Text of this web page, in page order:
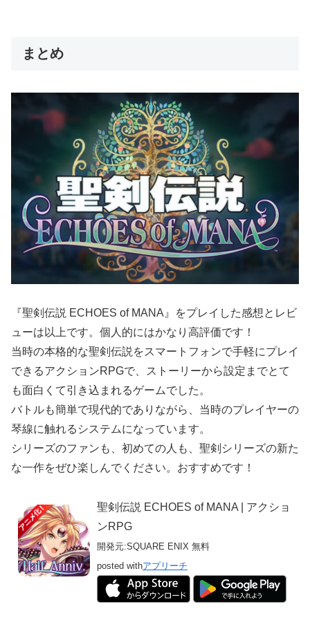
まとめ
『聖剣伝説 ECHOES of MANA』をプレイした感想とレビ
ューは以上です。個人的にはかなり高評価です！
当時の本格的な聖剣伝説をスマートフォンで手軽にプレイ
できるアクションRPGで、ストーリーから設定までとて
も面白くて引き込まれるゲームでした。
バトルも簡単で現代的でありながら、当時のプレイヤーの
琴線に触れるシステムになっています。
シリーズのファンも、初めての人も、聖剣シリーズの新た
な一作をぜひ楽しんでください。おすすめです！
聖剣伝説 ECHOES of MANA | アクショ
ンRPG
開発元:SQUARE ENIX 無料
posted withアプリーチ